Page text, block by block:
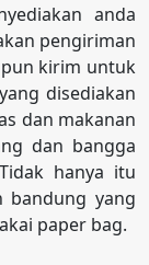
anda
pengiriman
kirim untuk
disediakan
dan makanan
dan bangga
hanya itu
bandung yang
paper bag.